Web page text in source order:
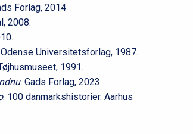
Forlag, 2014
2008.
Universitetsforlag, 1987.
1991.
. Gads Forlag, 2023.
. 100 danmarkshistorier. Aarhus